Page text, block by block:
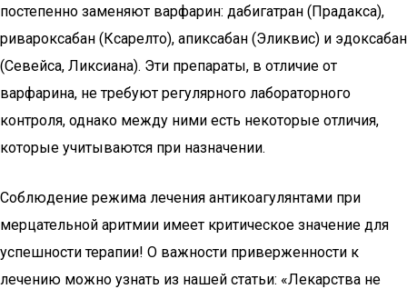
постепенно заменяют варфарин: дабигатран (Прадакса),
ривароксабан (Ксарелто), апиксабан (Эликвис) и эдоксабан
(Севейса, Ликсиана). Эти препараты, в отличие от
варфарина, не требуют регулярного лабораторного
контроля, однако между ними есть некоторые отличия,
которые учитываются при назначении.
Соблюдение режима лечения антикоагулянтами при
мерцательной аритмии имеет критическое значение для
успешности терапии! О важности приверженности к
лечению можно узнать из нашей статьи: «Лекарства не